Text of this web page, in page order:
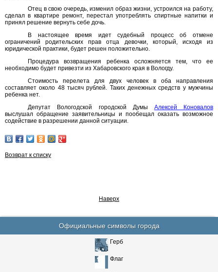
Отец в свою очередь, изменил образ жизни, устроился на работу,
сделал в квартире ремонт, перестал употреблять спиртные напитки и
принял решение вернуть себе дочь.
В настоящее время идет судебный процесс об отмене
ограничений родительских прав отца девочки, который, исходя из
юридической практики, будет решен положительно.
Процедура возвращения ребенка осложняется тем, что ее
необходимо будет привезти из Хабаровского края в Вологду.
Стоимость перелета для двух человек в оба направления
составляет около 48 тысяч рублей. Таких денежных средств у мужчины
ребенка нет.
Депутат Вологодской городской Думы Алексей Коновалов
выслушал обращение заявительницы и пообещал оказать возможное
содействие в разрешении данной ситуации.
Возврат к списку
Наверх
Официальные символы города
Герб
Флаг